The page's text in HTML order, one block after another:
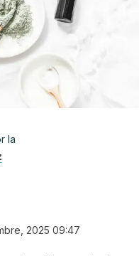
la
2025 09:47